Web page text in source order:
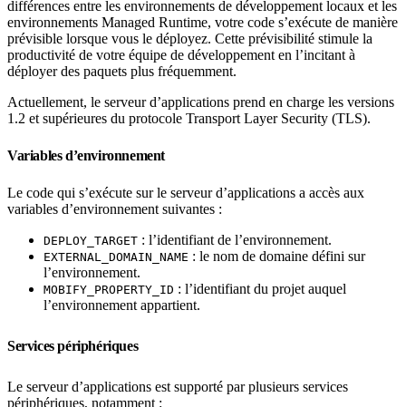
différences entre les environnements de développement locaux et les
environnements Managed Runtime, votre code s’exécute de manière
prévisible lorsque vous le déployez. Cette prévisibilité stimule la
productivité de votre équipe de développement en l’incitant à
déployer des paquets plus fréquemment.
Actuellement, le serveur d’applications prend en charge les versions
1.2 et supérieures du protocole Transport Layer Security (TLS).
Variables d’environnement
Le code qui s’exécute sur le serveur d’applications a accès aux
variables d’environnement suivantes :
DEPLOY_TARGET : l’identifiant de l’environnement.
EXTERNAL_DOMAIN_NAME : le nom de domaine défini sur
l’environnement.
MOBIFY_PROPERTY_ID : l’identifiant du projet auquel
l’environnement appartient.
Services périphériques
Le serveur d’applications est supporté par plusieurs services
périphériques, notamment :